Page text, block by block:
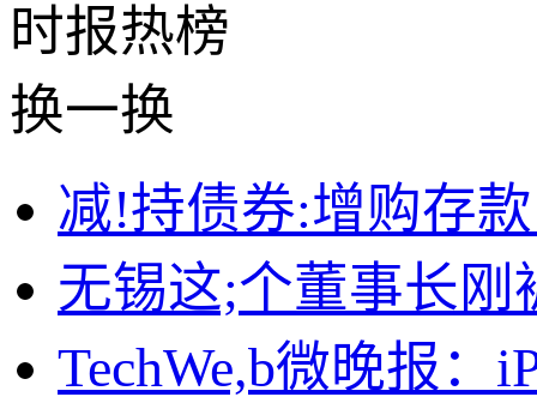
时报热榜
换一换
减!持债券:增购存
无锡这;个董事长
TechWe,b微晚报：